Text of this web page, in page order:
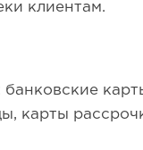
клиентам.
карты